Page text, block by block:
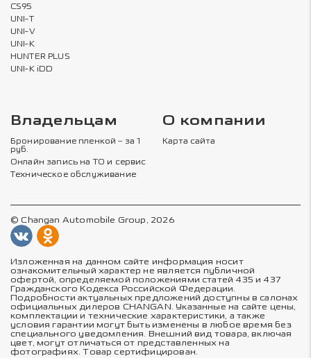
CS95
UNI-T
UNI-V
UNI-K
HUNTER PLUS
UNI-K iDD
Владельцам
Бронирование пленкой – за 1
руб.
Онлайн запись на ТО и сервис
Техническое обслуживание
О компании
Карта сайта
© Changan Automobile Group, 2026
Изложенная на данном сайте информация носит
ознакомительный характер не является публичной
офертой, определяемой положениями статей 435 и 437
Гражданского Кодекса Российской Федерации.
Подробности актуальных предложений доступны в салонах
официальных дилеров CHANGAN. Указанные на сайте цены,
комплектации и технические характеристики, а также
условия гарантии могут быть изменены в любое время без
специального уведомления. Внешний вид товара, включая
цвет, могут отличаться от представленных на
фотографиях. Товар сертифицирован.